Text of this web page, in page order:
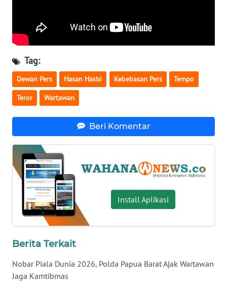
Tag:
Dewan Pers Hasan Hasbi Kebebasan Pers Tempo
Teror Wartawan
Beri Komentar
Install Aplikasi
Berita Terkait
Nobar Piala Dunia 2026, Polda Papua Barat Ajak Wartawan
Jaga Kamtibmas
WN
WN
BABEL
WN
SUMSEL
WN
BENGKULU
WN
WN
JATENG